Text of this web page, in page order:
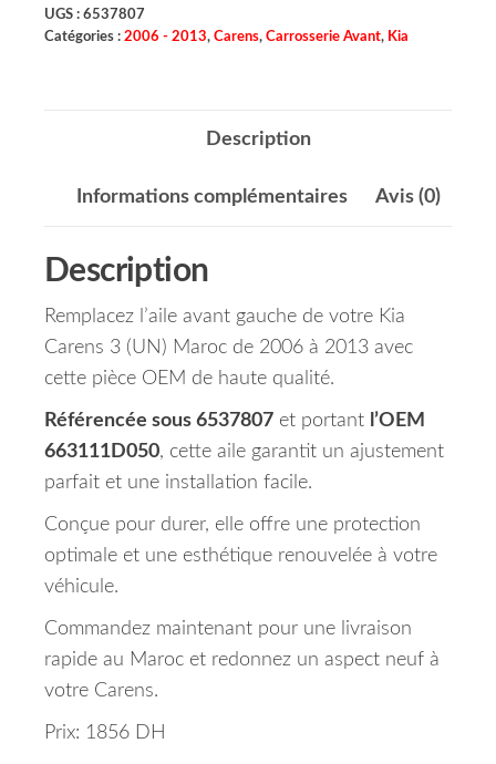
UGS : 6537807
Catégories : 2006 - 2013, Carens, Carrosserie Avant, Kia
Description
Informations complémentaires Avis (0)
Description
Remplacez l’aile avant gauche de votre Kia
Carens 3 (UN) Maroc de 2006 à 2013 avec
cette pièce OEM de haute qualité.
Référencée sous 6537807 et portant l’OEM
663111D050, cette aile garantit un ajustement
parfait et une installation facile.
Conçue pour durer, elle offre une protection
optimale et une esthétique renouvelée à votre
véhicule.
Commandez maintenant pour une livraison
rapide au Maroc et redonnez un aspect neuf à
votre Carens.
Prix: 1856 DH